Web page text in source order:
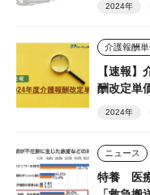
2024年
介護報酬単
【速報
酬改定単
2024年
ニュース
特養 医